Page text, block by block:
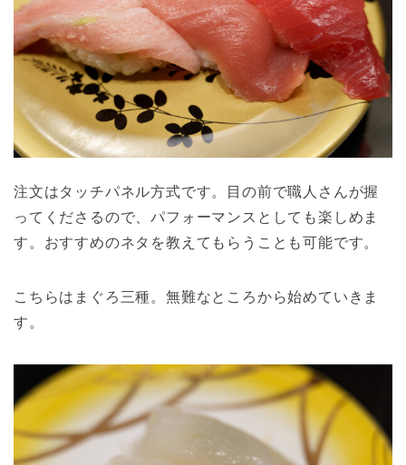
注文はタッチパネル方式です。目の前で職人さんが握
ってくださるので、パフォーマンスとしても楽しめま
す。おすすめのネタを教えてもらうことも可能です。
こちらはまぐろ三種。無難なところから始めていきま
す。